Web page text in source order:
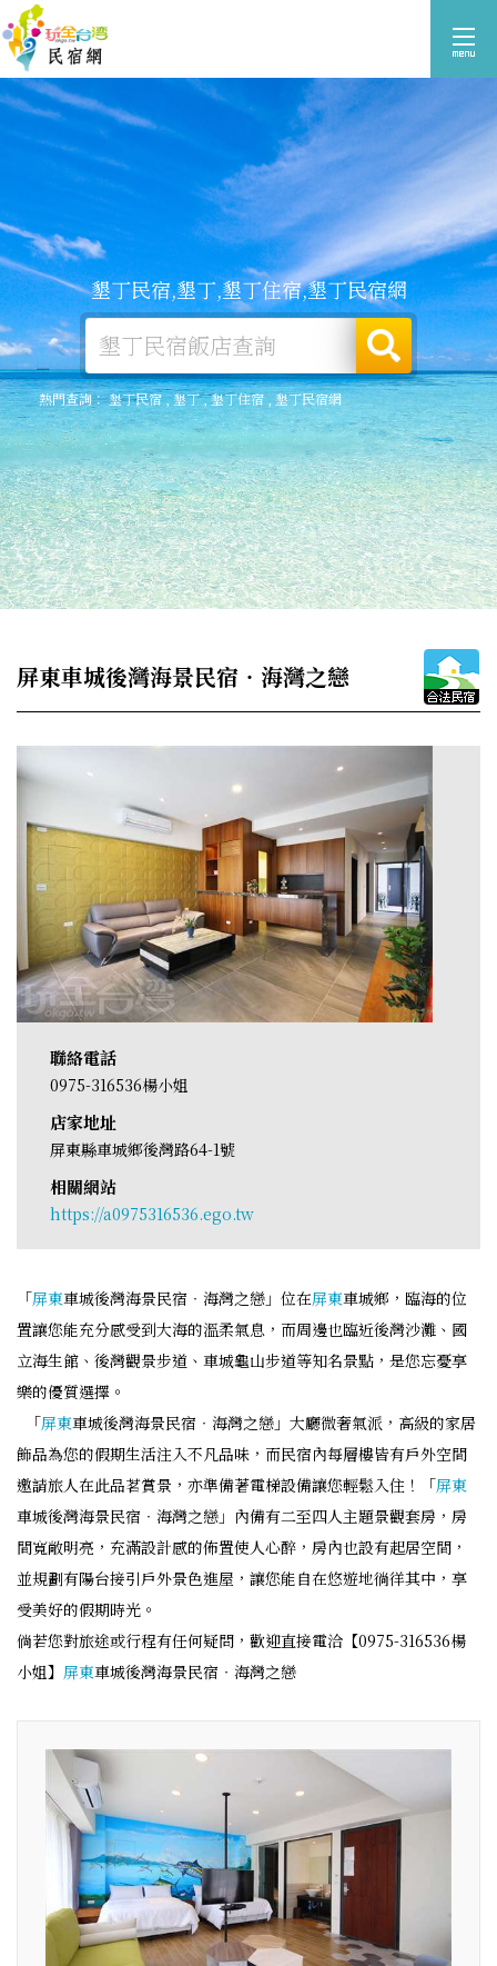
墾丁民宿,墾丁,墾丁住宿,墾丁民宿網
熱門查詢：墾丁民宿,墾丁,墾丁住宿,墾丁民宿網
屏東車城後灣海景民宿‧海灣之戀
聯絡電話
0975-316536楊小姐
店家地址
屏東縣車城鄉後灣路64-1號
相關網站
https://a0975316536.ego.tw
「屏東車城後灣海景民宿‧海灣之戀」位在屏東車城鄉，臨海的位
置讓您能充分感受到大海的溫柔氣息，而周邊也臨近後灣沙灘、國
立海生館、後灣觀景步道、車城龜山步道等知名景點，是您忘憂享
樂的優質選擇。
「屏東車城後灣海景民宿‧海灣之戀」大廳微奢氣派，高級的家居
飾品為您的假期生活注入不凡品味，而民宿內每層樓皆有戶外空間
邀請旅人在此品茗賞景，亦準備著電梯設備讓您輕鬆入住！「屏東
車城後灣海景民宿‧海灣之戀」內備有二至四人主題景觀套房，房
間寬敞明亮，充滿設計感的佈置使人心醉，房內也設有起居空間，
並規劃有陽台接引戶外景色進屋，讓您能自在悠遊地徜徉其中，享
受美好的假期時光。
倘若您對旅途或行程有任何疑問，歡迎直接電洽【0975-316536楊
小姐】 屏東車城後灣海景民宿‧海灣之戀